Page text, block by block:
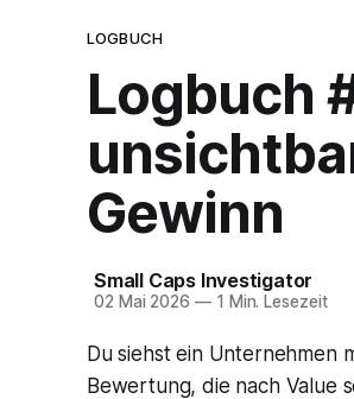
LOGBUCH
Logbuch
Gewinn
Small Caps Investigator
02 Mai 2026 —1 Min. Lesezeit
Du siehst ein Unternehmen
Bewertung, die nach Value